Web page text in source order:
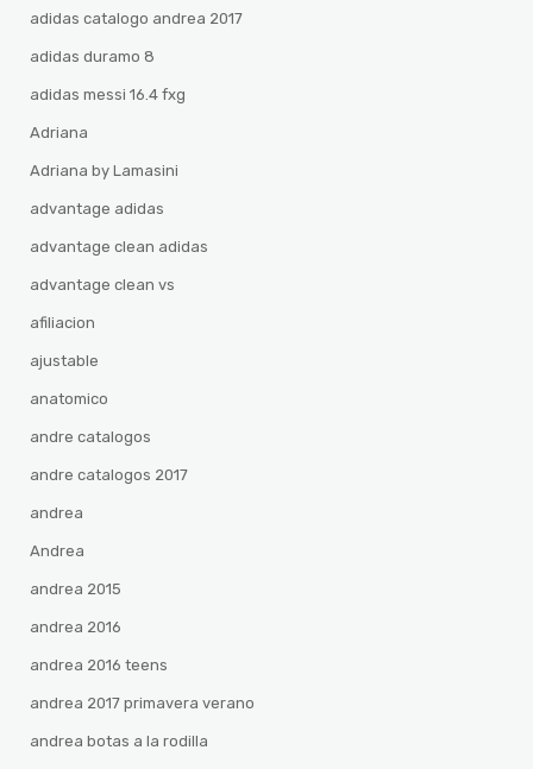
adidas catalogo andrea 2017
adidas duramo 8
adidas messi 16.4 fxg
Adriana
Adriana by Lamasini
advantage adidas
advantage clean adidas
advantage clean vs
afiliacion
ajustable
anatomico
andre catalogos
andre catalogos 2017
andrea
Andrea
andrea 2015
andrea 2016
andrea 2016 teens
andrea 2017 primavera verano
andrea botas a la rodilla